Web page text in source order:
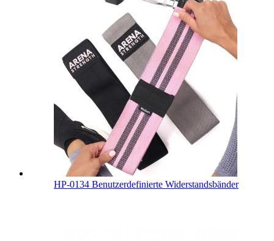
HP-0134 Benutzerdefinierte Widerstandsbänder